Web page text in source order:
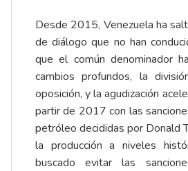
Desde 2015, Venezuela ha
de diálogo que no han
que el común denominador
cambios profundos, la
oposición, y la agudización
partir de 2017 con las
petróleo decididas por Donald
la producción a niveles
buscado evitar las